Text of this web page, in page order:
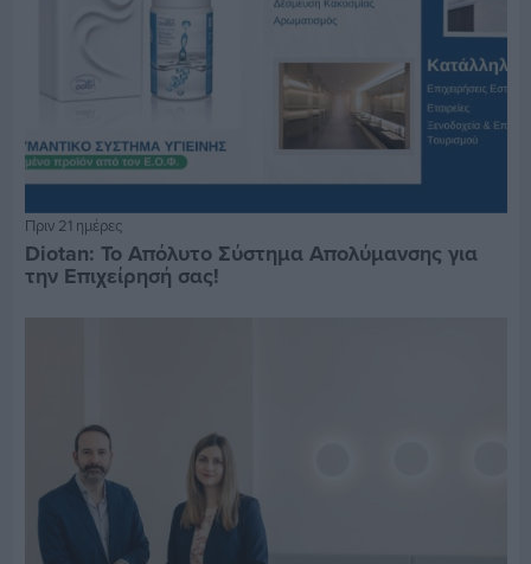
Πριν 21 ημέρες
Diotan: Το Απόλυτο Σύστημα Απολύμανσης για
την Επιχείρησή σας!